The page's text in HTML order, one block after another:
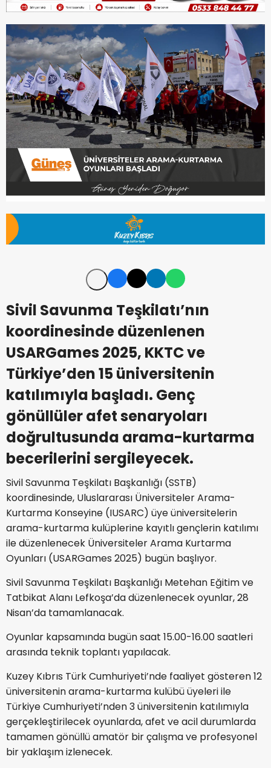
Sivil Savunma Teşkilatı’nın
koordinesinde düzenlenen
USARGames 2025, KKTC ve
Türkiye’den 15 üniversitenin
katılımıyla başladı. Genç
gönüllüler afet senaryoları
doğrultusunda arama-kurtarma
becerilerini sergileyecek.
Sivil Savunma Teşkilatı Başkanlığı (SSTB)
koordinesinde, Uluslararası Üniversiteler Arama-
Kurtarma Konseyine (IUSARC) üye üniversitelerin
arama-kurtarma kulüplerine kayıtlı gençlerin katılımı
ile düzenlenecek Üniversiteler Arama Kurtarma
Oyunları (USARGames 2025) bugün başlıyor.
Sivil Savunma Teşkilatı Başkanlığı Metehan Eğitim ve
Tatbikat Alanı Lefkoşa’da düzenlenecek oyunlar, 28
Nisan’da tamamlanacak.
Oyunlar kapsamında bugün saat 15.00-16.00 saatleri
arasında teknik toplantı yapılacak.
Kuzey Kıbrıs Türk Cumhuriyeti’nde faaliyet gösteren 12
üniversitenin arama-kurtarma kulübü üyeleri ile
Türkiye Cumhuriyeti’nden 3 üniversitenin katılımıyla
gerçekleştirilecek oyunlarda, afet ve acil durumlarda
tamamen gönüllü amatör bir çalışma ve profesyonel
bir yaklaşım izlenecek.